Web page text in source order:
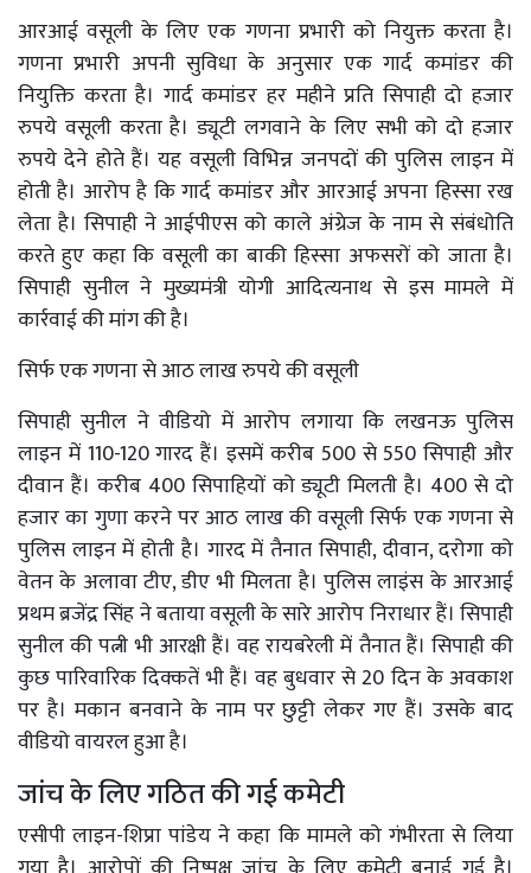
आरआई वसूली के लिए एक गणना प्रभारी को नियुक्त करता है।
गणना प्रभारी अपनी सुविधा के अनुसार एक गार्द कमांडर की
नियुक्ति करता है। गार्द कमांडर हर महीने प्रति सिपाही दो हजार
रुपये वसूली करता है। ड्यूटी लगवाने के लिए सभी को दो हजार
रुपये देने होते हैं। यह वसूली विभिन्न जनपदों की पुलिस लाइन में
होती है। आरोप है कि गार्द कमांडर और आरआई अपना हिस्सा रख
लेता है। सिपाही ने आईपीएस को काले अंग्रेज के नाम से संबंधोति
करते हुए कहा कि वसूली का बाकी हिस्सा अफसरों को जाता है।
सिपाही सुनील ने मुख्यमंत्री योगी आदित्यनाथ से इस मामले में
कार्रवाई की मांग की है।
सिर्फ एक गणना से आठ लाख रुपये की वसूली
सिपाही सुनील ने वीडियो में आरोप लगाया कि लखनऊ पुलिस
लाइन में 110-120 गारद हैं। इसमें करीब 500 से 550 सिपाही और
दीवान हैं। करीब 400 सिपाहियों को ड्यूटी मिलती है। 400 से दो
हजार का गुणा करने पर आठ लाख की वसूली सिर्फ एक गणना से
पुलिस लाइन में होती है। गारद में तैनात सिपाही, दीवान, दरोगा को
वेतन के अलावा टीए, डीए भी मिलता है। पुलिस लाइंस के आरआई
प्रथम ब्रजेंद्र सिंह ने बताया वसूली के सारे आरोप निराधार हैं। सिपाही
सुनील की पत्नी भी आरक्षी हैं। वह रायबरेली में तैनात हैं। सिपाही की
कुछ पारिवारिक दिक्कतें भी हैं। वह बुधवार से 20 दिन के अवकाश
पर है। मकान बनवाने के नाम पर छुट्टी लेकर गए हैं। उसके बाद
वीडियो वायरल हुआ है।
जांच के लिए गठित की गई कमेटी
एसीपी लाइन-शिप्रा पांडेय ने कहा कि मामले को गंभीरता से लिया